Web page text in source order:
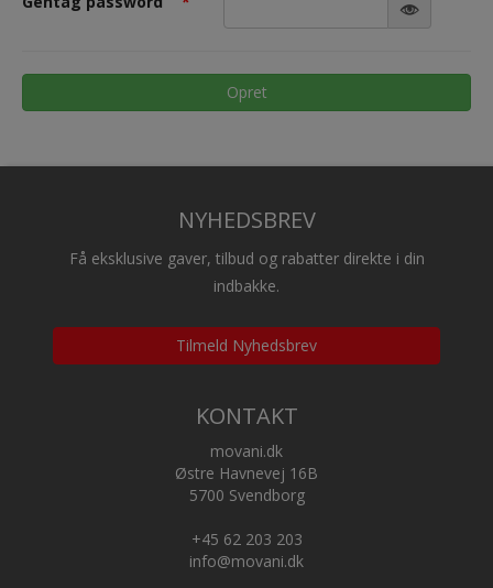
NYHEDSBREV
Få eksklusive gaver, tilbud og rabatter direkte i din
indbakke.
Tilmeld Nyhedsbrev
KONTAKT
movani.dk
Østre Havnevej 16B
5700 Svendborg
+45 62 203 203
info@movani.dk